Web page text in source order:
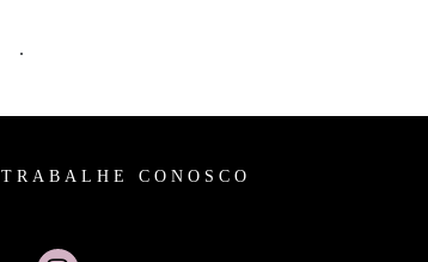
.
TRABALHE CONOSCO